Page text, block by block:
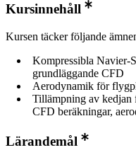
Kursinnehåll
Kursen täcker följande
Kompressibla Navier-
grundläggande CFD
Aerodynamik för
Tillämpning av kedjan
CFD beräkningar,
Lärandemål